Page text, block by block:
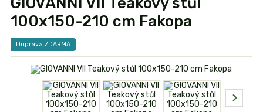
100x150-210 cm Fakopa
Doprava ZDARMA